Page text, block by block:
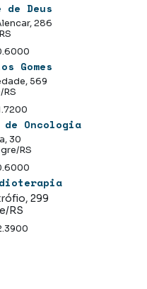
de Deus
286
Gomes
569
Oncologia
30
RS
299
RS